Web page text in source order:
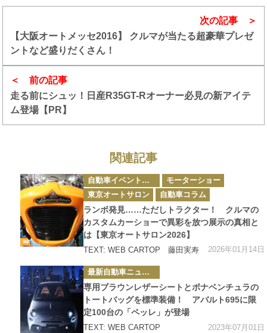
前の記事
走る前にシュッ！日産R35GT-Rオーナー必見の新アイテ
ム登場【PR】
次の記事
【大阪オートメッセ2016】 クルマが当たる超豪華プレゼ
ントなど盛りだくさん！
関連記事
カ
テ
ゴ
リ
ー
自動車イベント・カーイベント
モーターショー
東京オートサロン
自動車コラム
ランボ発見……ただしトラクター！ クルマの
カスタムカーショーで異彩を放つ展示の真相と
は【東京オートサロン2026】
TEXT: WEB CARTOP 藤田実寿 2026年01月14日
カ
テ
ゴ
リ
ー
最新自動車ニュース
専用ブラウンレザーシートとボナベンチュラの
トートバッグを標準装備！ アバルト695に限
定100台の「ペッレ」が登場
TEXT: WEB CARTOP 2023年07月01日